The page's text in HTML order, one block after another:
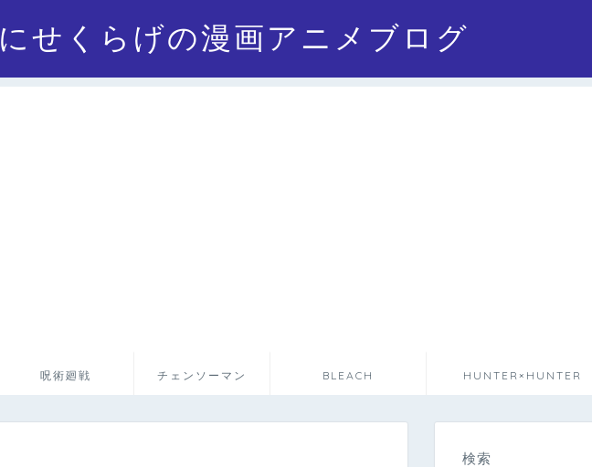
にせくらげの漫画アニメブログ
呪術廻戦 チェンソーマン BLEACH HUNTER×HUNTER
検索